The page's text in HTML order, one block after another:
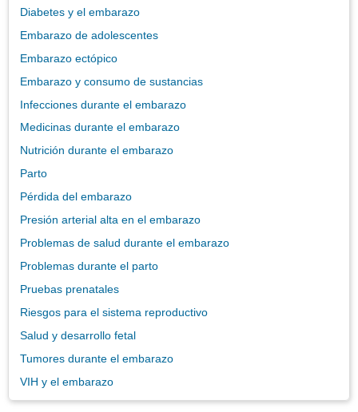
Diabetes y el embarazo
Embarazo de adolescentes
Embarazo ectópico
Embarazo y consumo de sustancias
Infecciones durante el embarazo
Medicinas durante el embarazo
Nutrición durante el embarazo
Parto
Pérdida del embarazo
Presión arterial alta en el embarazo
Problemas de salud durante el embarazo
Problemas durante el parto
Pruebas prenatales
Riesgos para el sistema reproductivo
Salud y desarrollo fetal
Tumores durante el embarazo
VIH y el embarazo